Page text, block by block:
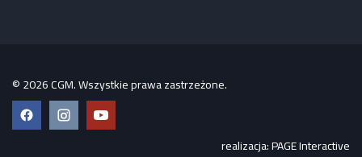
© 2026 CGM. Wszystkie prawa zastrzeżone.
FacebookInstagramYouTube
realizacja:PAGE Interactive